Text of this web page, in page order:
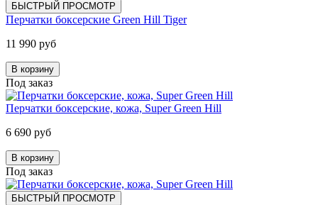
БЫСТРЫЙ ПРОСМОТР
Перчатки боксерские Green Hill Tiger
11 990 руб
В корзину
Под заказ
Перчатки боксерские, кожа, Super Green Hill
6 690 руб
В корзину
Под заказ
БЫСТРЫЙ ПРОСМОТР